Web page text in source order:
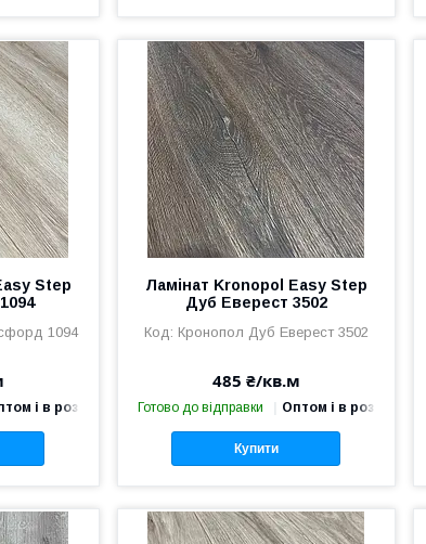
Step
1094
і в роздріб
Ламінат Kronopol Easy Step
Дуб Еверест 3502
Кронопол Дуб Еверест 3502
485 ₴/кв.м
Готово до відправки Оптом і в роздріб
Купити